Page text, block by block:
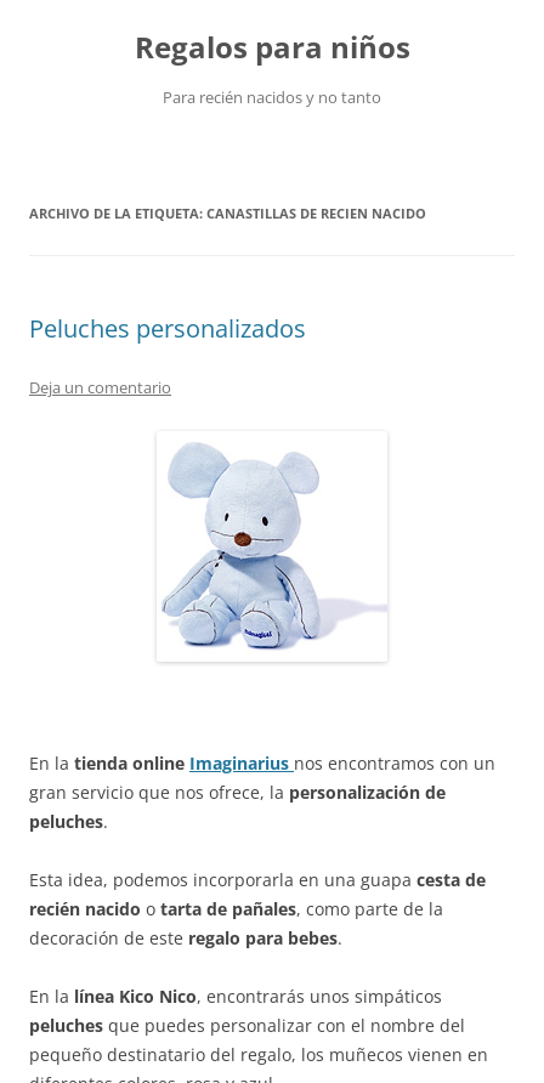
Regalos para niños
Para recién nacidos y no tanto
ARCHIVO DE LA ETIQUETA: CANASTILLAS DE RECIEN NACIDO
Peluches personalizados
Deja un comentario
En la tienda online Imaginarius nos encontramos con un
gran servicio que nos ofrece, la personalización de
peluches.
Esta idea, podemos incorporarla en una guapa cesta de
recién nacido o tarta de pañales, como parte de la
decoración de este regalo para bebes.
En la línea Kico Nico, encontrarás unos simpáticos
peluches que puedes personalizar con el nombre del
pequeño destinatario del regalo, los muñecos vienen en